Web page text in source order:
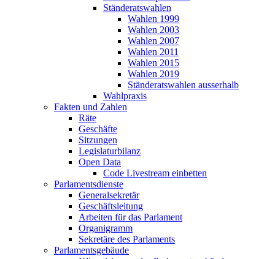
Ständeratswahlen
Wahlen 1999
Wahlen 2003
Wahlen 2007
Wahlen 2011
Wahlen 2015
Wahlen 2019
Ständeratswahlen ausserhalb
Wahlpraxis
Fakten und Zahlen
Räte
Geschäfte
Sitzungen
Legislaturbilanz
Open Data
Code Livestream einbetten
Parlamentsdienste
Generalsekretär
Geschäftsleitung
Arbeiten für das Parlament
Organigramm
Sekretäre des Parlaments
Parlamentsgebäude